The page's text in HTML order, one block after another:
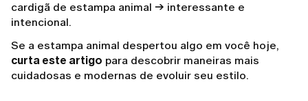
cardigã de estampa animal → interessante e
intencional.
Se a estampa animal despertou algo em você hoje,
curta este artigo para descobrir maneiras mais
cuidadosas e modernas de evoluir seu estilo.